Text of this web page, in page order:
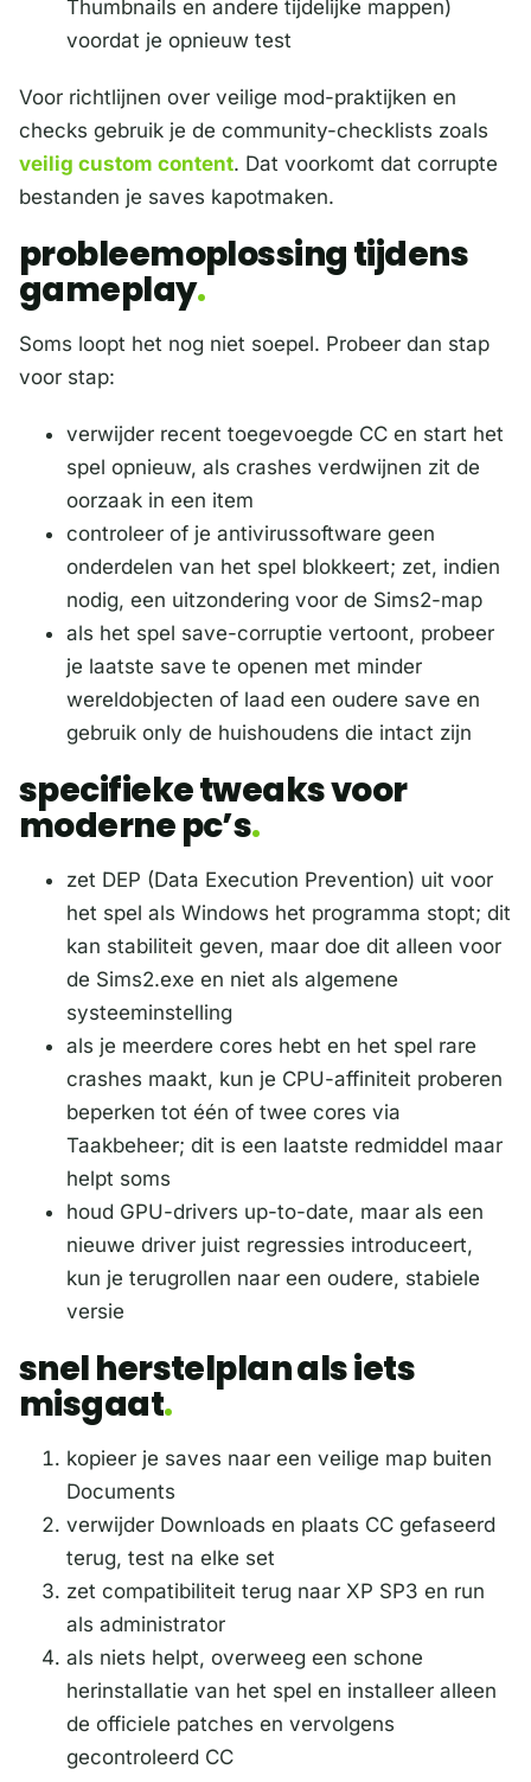
Thumbnails en andere tijdelijke mappen)
voordat je opnieuw test
Voor richtlijnen over veilige mod-praktijken en
checks gebruik je de community-checklists zoals
veilig custom content. Dat voorkomt dat corrupte
bestanden je saves kapotmaken.
probleemoplossing tijdens
gameplay
Soms loopt het nog niet soepel. Probeer dan stap
voor stap:
verwijder recent toegevoegde CC en start het
spel opnieuw, als crashes verdwijnen zit de
oorzaak in een item
controleer of je antivirussoftware geen
onderdelen van het spel blokkeert; zet, indien
nodig, een uitzondering voor de Sims2-map
als het spel save-corruptie vertoont, probeer
je laatste save te openen met minder
wereldobjecten of laad een oudere save en
gebruik only de huishoudens die intact zijn
specifieke tweaks voor
moderne pc’s
zet DEP (Data Execution Prevention) uit voor
het spel als Windows het programma stopt; dit
kan stabiliteit geven, maar doe dit alleen voor
de Sims2.exe en niet als algemene
systeeminstelling
als je meerdere cores hebt en het spel rare
crashes maakt, kun je CPU-affiniteit proberen
beperken tot één of twee cores via
Taakbeheer; dit is een laatste redmiddel maar
helpt soms
houd GPU-drivers up-to-date, maar als een
nieuwe driver juist regressies introduceert,
kun je terugrollen naar een oudere, stabiele
versie
snel herstelplan als iets
misgaat
kopieer je saves naar een veilige map buiten
Documents
verwijder Downloads en plaats CC gefaseerd
terug, test na elke set
zet compatibiliteit terug naar XP SP3 en run
als administrator
als niets helpt, overweeg een schone
herinstallatie van het spel en installeer alleen
de officiele patches en vervolgens
gecontroleerd CC